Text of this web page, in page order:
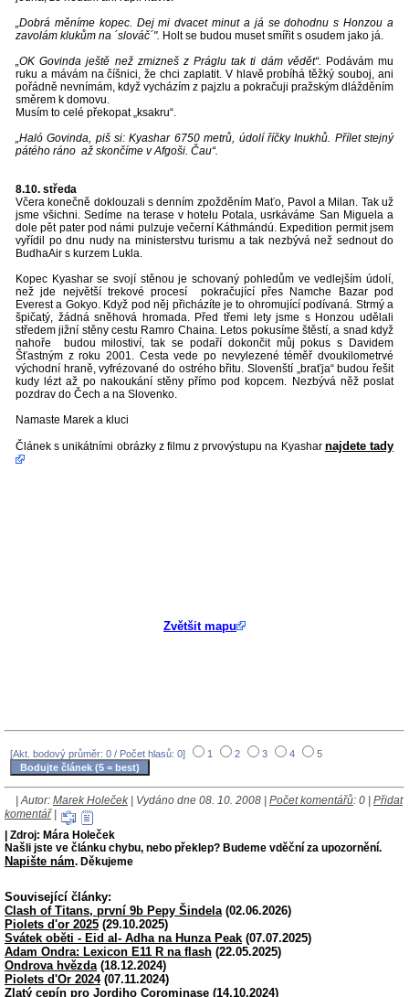
„Dobrá měníme kopec. Dej mi dvacet minut a já se dohodnu s Honzou a
zavolám klukům na ´slováč´". Holt se budou muset smířit s osudem jako já.
„OK Govinda ještě než zmizneš z Práglu tak ti dám vědět“. Podávám mu
ruku a mávám na číšnici, že chci zaplatit. V hlavě probíhá těžký souboj, ani
pořádně nevnímám, když vycházím z pajzlu a pokračuji pražským dlážděním
směrem k domovu.
Musím to celé překopat „ksakru“.
„Haló Govinda, piš si: Kyashar 6750 metrů, údolí říčky Inukhů. Přílet stejný
pátého ráno až skončíme v Afgoši. Čau“.
8.10. středa
Včera konečně doklouzali s denním zpožděním Maťo, Pavol a Milan. Tak už
jsme všichni. Sedíme na terase v hotelu Potala, usrkáváme San Miguela a
dole pět pater pod námi pulzuje večerní Káthmándú. Expedition permit jsem
vyřídil po dnu nudy na ministerstvu turismu a tak nezbývá než sednout do
BudhaAir s kurzem Lukla.
Kopec Kyashar se svojí stěnou je schovaný pohledům ve vedlejším údolí,
než jde největší trekové procesí pokračující přes Namche Bazar pod
Everest a Gokyo. Když pod něj přicházíte je to ohromující podívaná. Strmý a
špičatý, žádná sněhová hromada. Před třemi lety jsme s Honzou udělali
středem jižní stěny cestu Ramro Chaina. Letos pokusíme štěstí, a snad když
nahoře budou milostiví, tak se podaří dokončit můj pokus s Davidem
Šťastným z roku 2001. Cesta vede po nevylezené téměř dvoukilometrvé
východní hraně, vyfrézované do ostrého břitu. Slovenští „braťja“ budou řešit
kudy lézt až po nakoukání stěny přímo pod kopcem. Nezbývá něž poslat
pozdrav do Čech a na Slovenko.
Namaste Marek a kluci
Článek s unikátními obrázky z filmu z prvovýstupu na Kyashar najdete tady
Zvětšit mapu
[Akt. bodový průměr: 0 / Počet hlasů: 0] 1 2 3 4 5
| Autor: Marek Holeček | Vydáno dne 08. 10. 2008 | Počet komentářů: 0 | Přidat
komentář|
| Zdroj: Mára Holeček
Našli jste ve článku chybu, nebo překlep? Budeme vděční za upozornění.
Napište nám. Děkujeme
Související články:
Clash of Titans, první 9b Pepy Šindela (02.06.2026)
Piolets d'or 2025 (29.10.2025)
Svátek oběti - Eid al- Adha na Hunza Peak (07.07.2025)
Adam Ondra: Lexicon E11 R na flash (22.05.2025)
Ondrova hvězda (18.12.2024)
Piolets d'Or 2024(07.11.2024)
Zlatý cepín pro Jordiho Corominase (14.10.2024)